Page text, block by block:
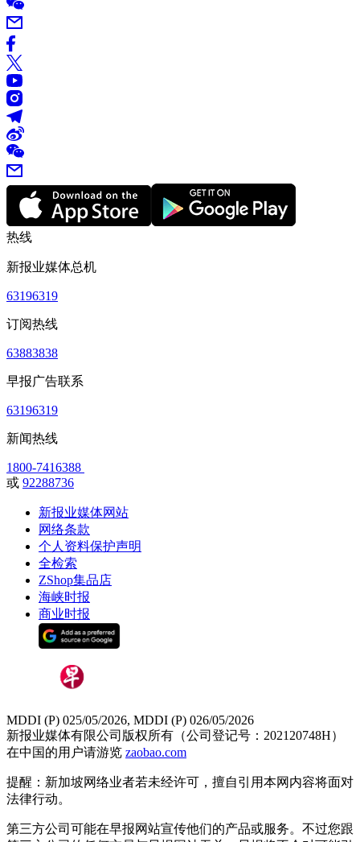
热线
新报业媒体总机
63196319
订阅热线
63883838
早报广告联系
63196319
新闻热线
1800-7416388
或 92288736
新报业媒体网站
网络条款
个人资料保护声明
全检索
ZShop集品店
海峡时报
商业时报
MDDI (P) 025/05/2026, MDDI (P) 026/05/2026
新报业媒体有限公司版权所有（公司登记号：202120748H）
在中国的用户请游览 zaobao.com
提醒：新加坡网络业者若未经许可，擅自引用本网内容将面对
法律行动。
第三方公司可能在早报网站宣传他们的产品或服务。不过您跟